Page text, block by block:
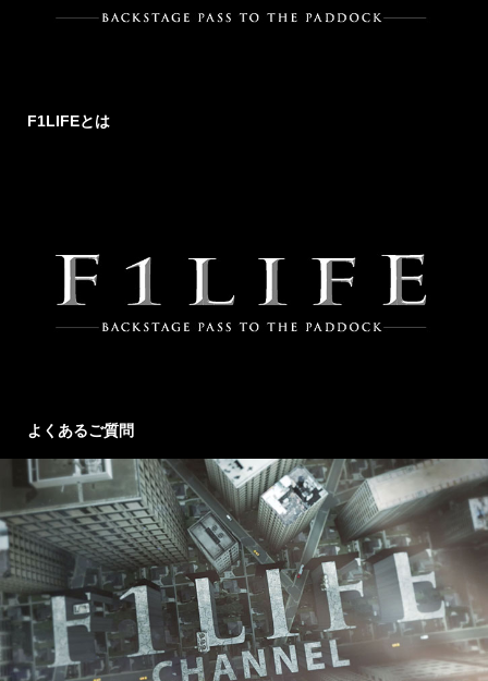
F1LIFEとは
よくあるご質問